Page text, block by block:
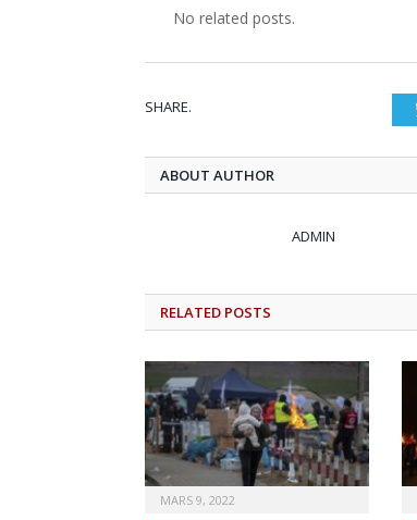
No related posts.
SHARE.
ABOUT AUTHOR
ADMIN
RELATED POSTS
MARS 9, 2022